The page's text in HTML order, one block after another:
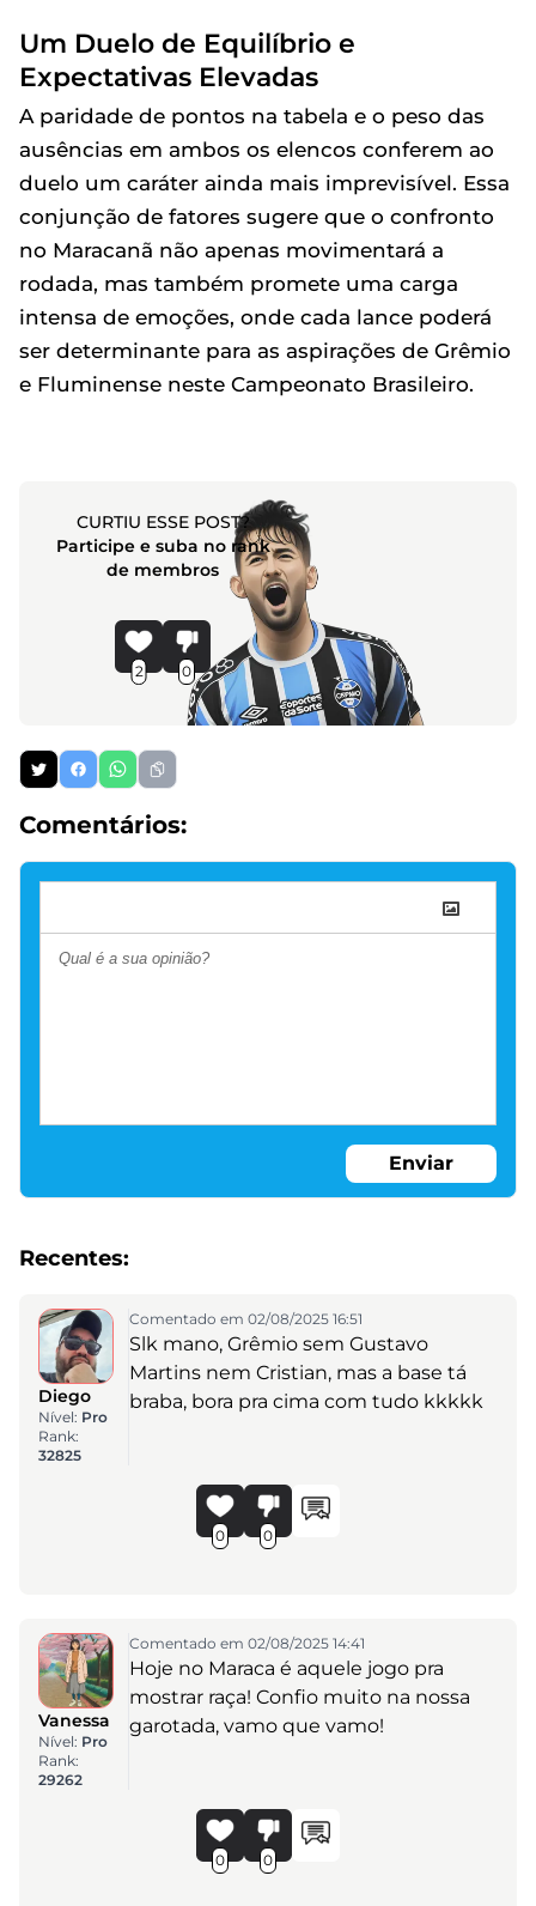
Um Duelo de Equilíbrio e
Expectativas Elevadas
A paridade de pontos na tabela e o peso das
ausências em ambos os elencos conferem ao
duelo um caráter ainda mais imprevisível. Essa
conjunção de fatores sugere que o confronto
no Maracanã não apenas movimentará a
rodada, mas também promete uma carga
intensa de emoções, onde cada lance poderá
ser determinante para as aspirações de Grêmio
e Fluminense neste Campeonato Brasileiro.
CURTIU ESSE POST?
Participe e suba no rank
de membros
2 0
Comentários:
Enviar
Recentes:
Diego
Nível: Pro
Rank:
32825
Comentado em 02/08/2025 16:51
Slk mano, Grêmio sem Gustavo
Martins nem Cristian, mas a base tá
braba, bora pra cima com tudo kkkkk
0 0
Vanessa
Nível: Pro
Rank:
29262
Comentado em 02/08/2025 14:41
Hoje no Maraca é aquele jogo pra
mostrar raça! Confio muito na nossa
garotada, vamo que vamo!
0 0